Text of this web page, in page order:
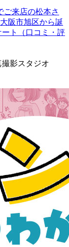
ご来店の松本さ
大阪市旭区から誕
ト（口コミ・評
影スタジオ